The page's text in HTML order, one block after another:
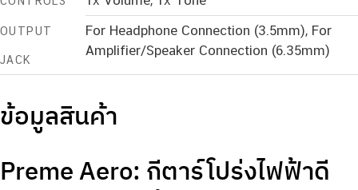
OUTPUT
JACK
For Headphone Connection (3.5mm), For
Amplifier/Speaker Connection (6.35mm)
ข้อมูลสินค้า
Preme Aero: กีตาร์โปร่งไฟฟ้าดี